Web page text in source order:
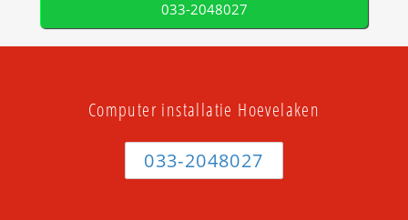
033-2048027
Computer installatie Hoevelaken
033-2048027